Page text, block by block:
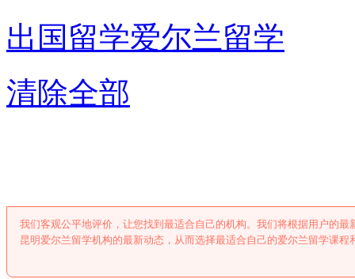
出国留学爱尔兰留学
清除全部
我们客观公平地评价，让您找到最适合自己的机构。我们将根据用户的
昆明爱尔兰留学机构的最新动态，从而选择最适合自己的爱尔兰留学课程